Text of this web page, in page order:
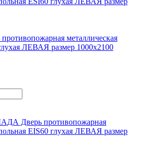
металлическая
ЛЕВАЯ размер 1000х2100